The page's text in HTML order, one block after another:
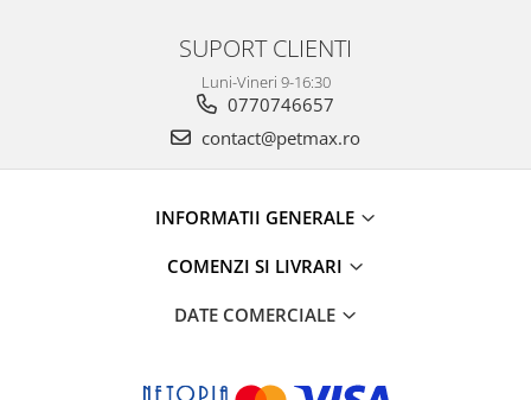
SUPORT CLIENTI
Luni-Vineri 9-16:30
0770746657
contact@petmax.ro
INFORMATII GENERALE
COMENZI SI LIVRARI
DATE COMERCIALE